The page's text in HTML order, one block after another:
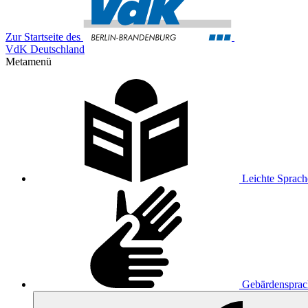
Zur Startseite des
VdK Deutschland
Metamenü
Leichte